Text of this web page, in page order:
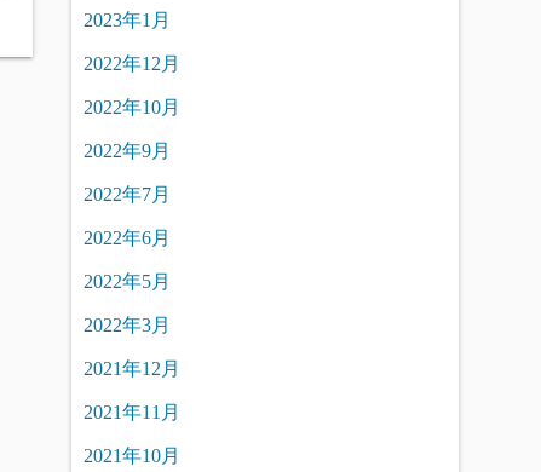
2023年1月
2022年12月
2022年10月
2022年9月
2022年7月
2022年6月
2022年5月
2022年3月
2021年12月
2021年11月
2021年10月